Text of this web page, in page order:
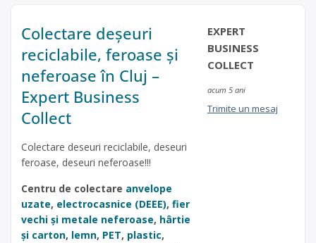
Colectare deșeuri
reciclabile, feroase și
neferoase în Cluj –
Expert Business
Collect
Colectare deseuri reciclabile, deseuri
feroase, deseuri neferoase!!!
Centru de colectare anvelope
uzate, electrocasnice (DEEE), fier
vechi și metale neferoase, hârtie
și carton, lemn, PET, plastic,
EXPERT
BUSINESS
COLLECT
acum 5 ani
Trimite un mesaj